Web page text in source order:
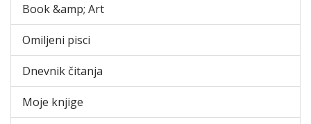
Book &amp; Art
Omiljeni pisci
Dnevnik čitanja
Moje knjige